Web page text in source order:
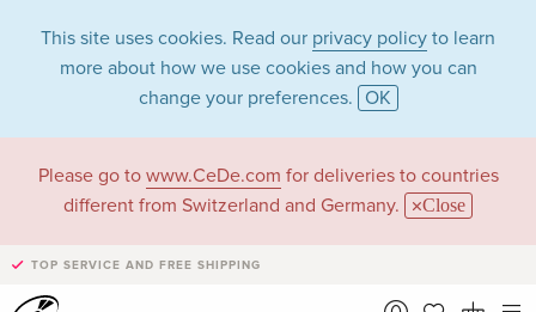
This site uses cookies. Read our privacy policy to learn
more about how we use cookies and how you can
change your preferences. OK
Please go to www.CeDe.com for deliveries to countries
different from Switzerland and Germany.
Close
TOP SERVICE AND FREE SHIPPING